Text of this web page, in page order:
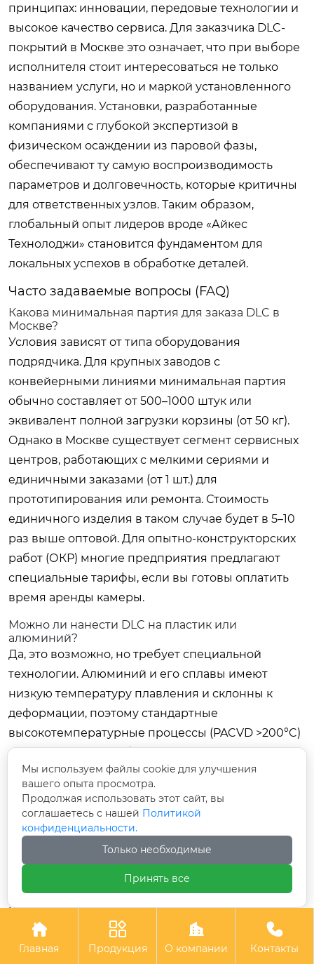
принципах: инновации, передовые технологии и
высокое качество сервиса. Для заказчика DLC-
покрытий в Москве это означает, что при выборе
исполнителя стоит интересоваться не только
названием услуги, но и маркой установленного
оборудования. Установки, разработанные
компаниями с глубокой экспертизой в
физическом осаждении из паровой фазы,
обеспечивают ту самую воспроизводимость
параметров и долговечность, которые критичны
для ответственных узлов. Таким образом,
глобальный опыт лидеров вроде «Айкес
Технолоджи» становится фундаментом для
локальных успехов в обработке деталей.
Часто задаваемые вопросы (FAQ)
Какова минимальная партия для заказа DLC в
Москве?
Условия зависят от типа оборудования
подрядчика. Для крупных заводов с
конвейерными линиями минимальная партия
обычно составляет от 500–1000 штук или
эквивалент полной загрузки корзины (от 50 кг).
Однако в Москве существует сегмент сервисных
центров, работающих с мелкими сериями и
единичными заказами (от 1 шт.) для
прототипирования или ремонта. Стоимость
единичного изделия в таком случае будет в 5–10
раз выше оптовой. Для опытно-конструкторских
работ (ОКР) многие предприятия предлагают
специальные тарифы, если вы готовы оплатить
время аренды камеры.
Можно ли нанести DLC на пластик или
алюминий?
Да, это возможно, но требует специальной
технологии. Алюминий и его сплавы имеют
низкую температуру плавления и склонны к
деформации, поэтому стандартные
высокотемпературные процессы (PACVD >200°C)
неприменимы. Необходимо использовать
низкотемпературные методы (HiPIMS или
модифицированный магнетрон) с температурой
процесса до 60–80°C. Для пластиков (PEEK, POM)
обязательным условием является нанесение
толстого адгезионного подслоя
(кремнийорганического или металлического), так
как прямое осаждение углерода на полимер
невозможно из-за разницы коэффициентов
термического расширения. Не каждый
подрядчик в Москве имеет такие настройки,

Главная

Продукция

О компании

Контакты
Мы используем файлы cookie для улучшения
вашего опыта просмотра.
Продолжая использовать этот сайт, вы
соглашаетесь с нашей Политикой
конфиденциальности.
Только необходимые
Принять все